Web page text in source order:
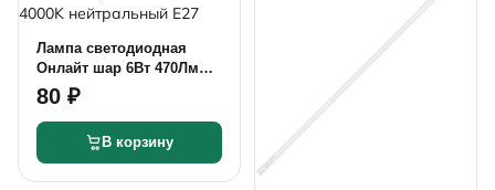
Лампа светодиодная
Онлайт шар 6Вт 470Лм
4000K нейтральный Е27
80 ₽
В корзину